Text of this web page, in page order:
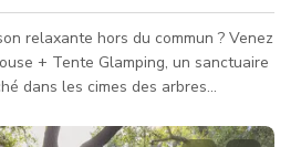
relaxante hors du commun ? Venez
+ Tente Glamping, un sanctuaire
dans les cimes des arbres
tranquillité avec des vues